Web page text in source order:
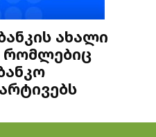
ახალი
რომლებიც